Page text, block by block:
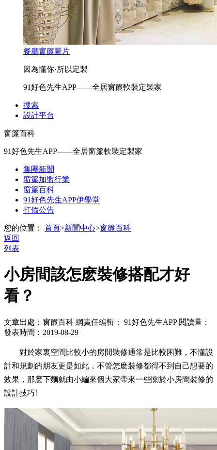
餐廳窗簾圖片
因為懂你·所以定製
91好色先生APP——全居窗簾軟裝定製家
搜索
設計平台
窗簾百科
91好色先生APP——全居窗簾軟裝定製家
集團新聞
窗簾加盟行業
窗簾百科
91好色先生APP伊學堂
打假公告
您的位置： 首頁>新聞中心>窗簾百科
返回
列表
小房間該怎麽裝修搭配才好
看？
文章出處：窗簾百科 網責任編輯： 91好色先生APP 閱讀量：
發表時間：2019-08-29
對於家裏空間比較小的房間裝修通常是比較困難，不懂設
計和規劃的朋友更是如此，不管怎麽裝修都得不到自己想要的
效果，那麽下麵就由小編來個大家帶來一些關於小房間裝修的
設計技巧!